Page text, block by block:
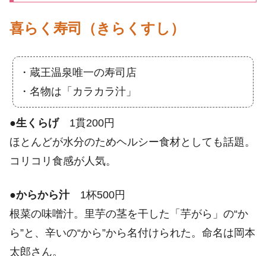
喜らく寿司（きらくすし）
・蔵王温泉唯一の寿司店
・名物は「カラカラ汁」
●生くらげ1貫200円
ほとんどが水分のためヘルシー食材としても話題。
コリコリ食感が人気。
●からから汁1杯500円
根菜の味噌汁。里芋の茎を干した「芋がら」の“か
ら”と、辛いの“から”から名付けられた。命名は岡本
太郎さん。